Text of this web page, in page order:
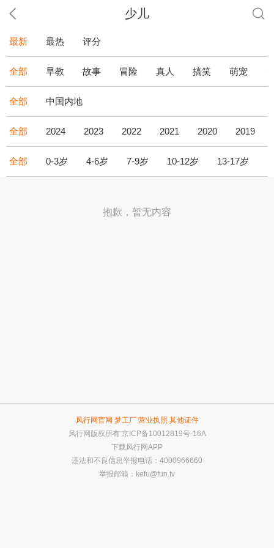
少儿
最新 最热 评分
全部 早教 故事 冒险 真人 搞笑 萌宠
全部 中国内地
全部 2024 2023 2022 2021 2020 2019
全部 0-3岁 4-6岁 7-9岁 10-12岁 13-17岁
抱歉，暂无内容
风行网官网 梦工厂 营业执照 其他证件
风行网版权所有 京ICP备10012819号-16A
下载风行网APP
违法和不良信息举报电话：4000966660
举报邮箱： kefu@fun.tv